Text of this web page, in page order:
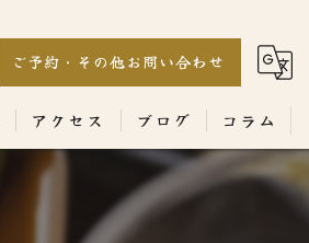
ご予約・その他お問い合わせ
アクセス ブログ コラム